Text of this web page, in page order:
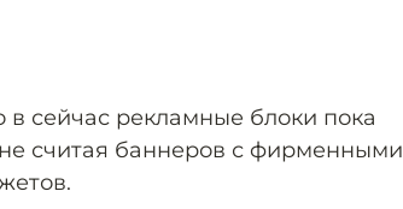
сейчас рекламные блоки пока
считая баннеров с фирменными